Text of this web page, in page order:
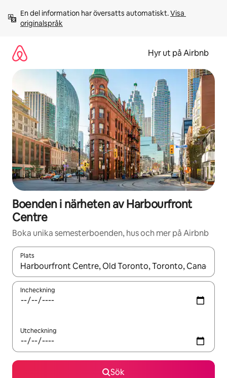
innehåll
En del information har översatts automatiskt. Visa
originalspråk
Hyr ut på Airbnb
Boenden i närheten av Harbourfront
Centre
Boka unika semesterboenden, hus och mer på Airbnb
Plats
När resultaten är tillgängliga kan du navigera med upp- och
Incheckning
Utcheckning
Sök